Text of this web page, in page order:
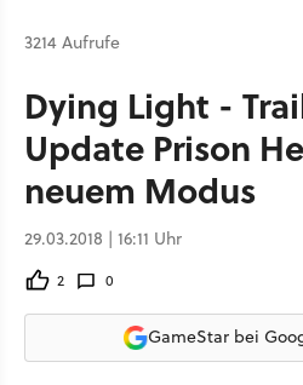
3214 Aufrufe
Dying Light -
Update Prison
neuem Modus
29.03.2018 | 16:11 Uhr
2 0
GameStar bei